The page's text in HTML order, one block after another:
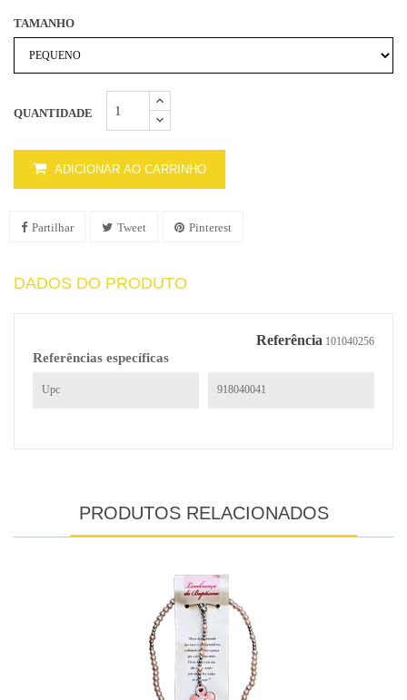
TAMANHO
QUANTIDADE
ADICIONAR AO CARRINHO
Partilhar Tweet Pinterest
DADOS DO PRODUTO
Referência 101040256
Referências específicas
Upc 918040041
PRODUTOS RELACIONADOS